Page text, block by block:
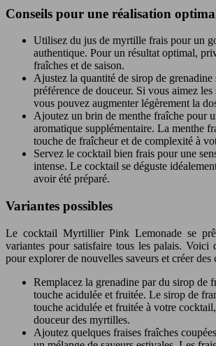
Conseils pour une réalisation
Utilisez du jus de myrtille frais pour un
authentique. Pour un résultat optimal,
fraîches et de saison.
Ajustez la quantité de sirop de grenadine
préférence de douceur. Si vous aimez les
vous pouvez augmenter légèrement la
Ajoutez un brin de menthe fraîche pour
aromatique supplémentaire. La menthe
touche de fraîcheur et de complexité à
Servez le cocktail bien frais pour une
intense. Le cocktail se déguste
avoir été préparé.
Variantes possibles
Le cocktail Myrtillier Pink Lemonade se
variantes pour satisfaire tous les palais. Voici
pour explorer de nouvelles saveurs et créer des
Remplacez la grenadine par du sirop de
touche acidulée et fruitée. Le sirop de
touche acidulée et fruitée à votre
douceur des myrtilles.
Ajoutez quelques fraises fraîches